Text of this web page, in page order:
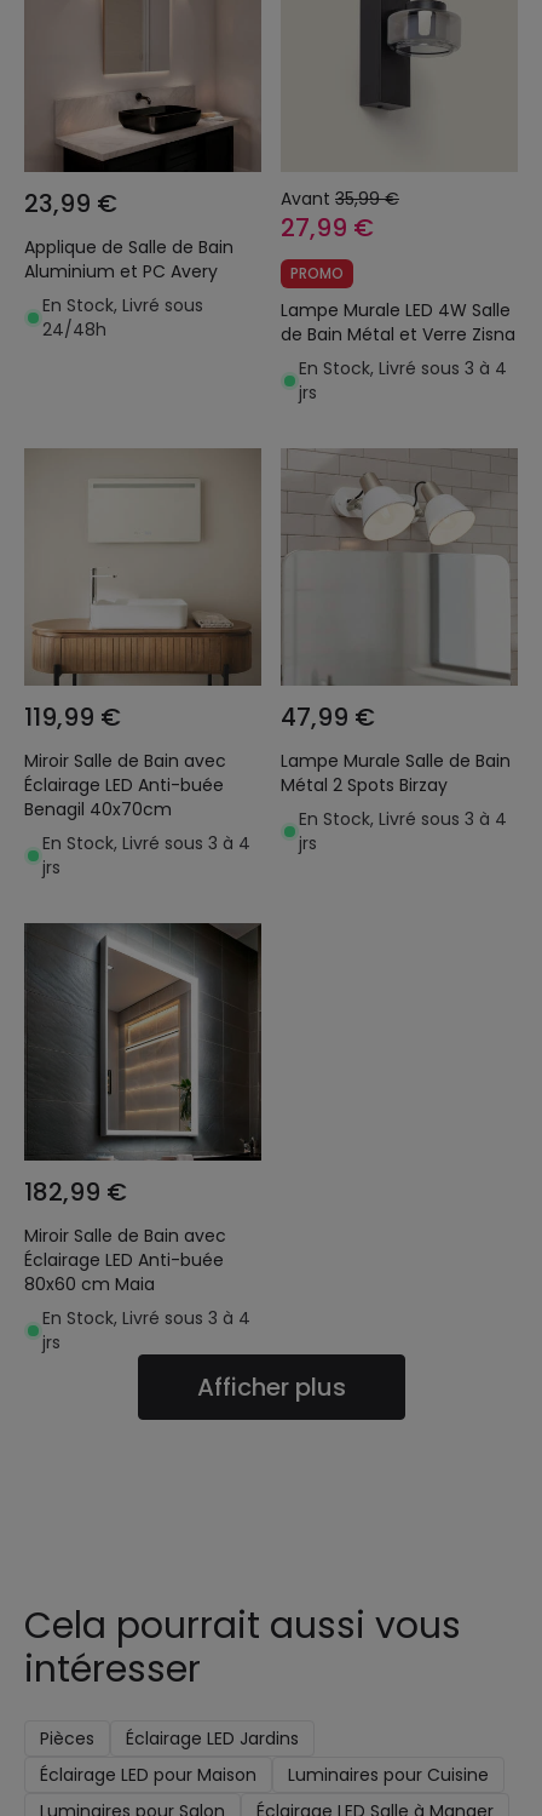
23,99 €
Applique de Salle de Bain
Aluminium et PC Avery
En Stock, Livré sous
24/48h
Avant 35,99 €
27,99 €
PROMO
Lampe Murale LED 4W Salle
de Bain Métal et Verre Zisna
En Stock, Livré sous 3 à 4
jrs
119,99 €
Miroir Salle de Bain avec
Éclairage LED Anti-buée
Benagil 40x70cm
En Stock, Livré sous 3 à 4
jrs
47,99 €
Lampe Murale Salle de Bain
Métal 2 Spots Birzay
En Stock, Livré sous 3 à 4
jrs
182,99 €
Miroir Salle de Bain avec
Éclairage LED Anti-buée
80x60 cm Maia
En Stock, Livré sous 3 à 4
jrs
Afficher plus
Cela pourrait aussi vous
intéresser
Pièces
Éclairage LED Jardins
Éclairage LED pour Maison
Luminaires pour Cuisine